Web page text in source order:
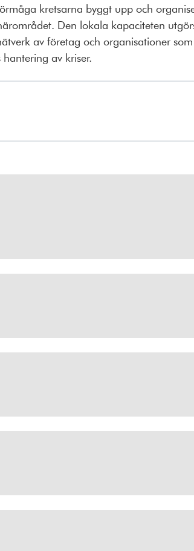
kretsarna byggt upp och
Den lokala kapaciteten
av företag och organisationer
av kriser.